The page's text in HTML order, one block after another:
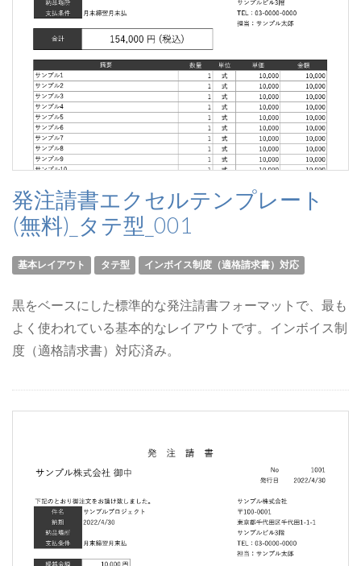
発注請書エクセルテンプレート
(無料)_タテ型_001
基本レイアウト タテ型 インボイス制度（適格請求書）対応
黒をベースにした標準的な発注請書フォーマットで、最も
よく使われている基本的なレイアウトです。インボイス制
度（適格請求書）対応済み。